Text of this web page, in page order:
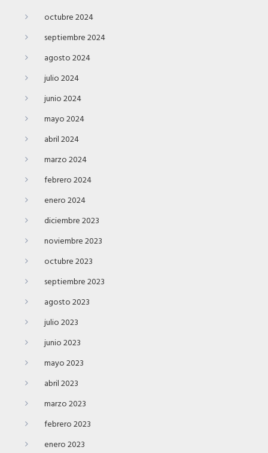
octubre 2024
septiembre 2024
agosto 2024
julio 2024
junio 2024
mayo 2024
abril 2024
marzo 2024
febrero 2024
enero 2024
diciembre 2023
noviembre 2023
octubre 2023
septiembre 2023
agosto 2023
julio 2023
junio 2023
mayo 2023
abril 2023
marzo 2023
febrero 2023
enero 2023